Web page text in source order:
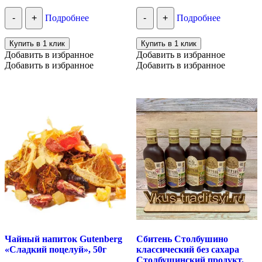
- + Подробнее
Купить в 1 клик
Добавить в избранное
Добавить в избранное
- + Подробнее
Купить в 1 клик
Добавить в избранное
Добавить в избранное
Чайный напиток Gutenberg
«Сладкий поцелуй», 50г
Сбитень Столбушино
классический без сахара
Столбушинский продукт,